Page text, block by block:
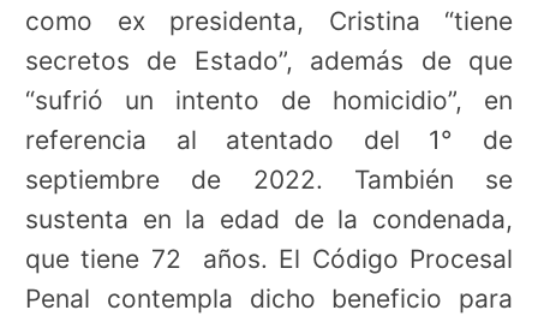
como ex presidenta, Cristina “tiene
secretos de Estado”, además de que
“sufrió un intento de homicidio”, en
referencia al atentado del 1° de
septiembre de 2022. También se
sustenta en la edad de la condenada,
que tiene 72 años. El Código Procesal
Penal contempla dicho beneficio para